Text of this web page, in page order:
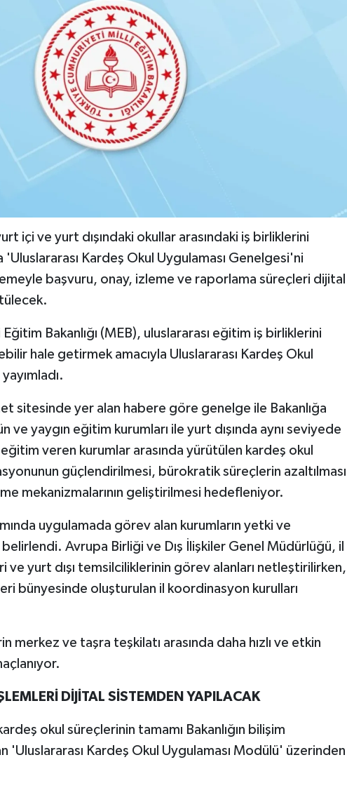
içi ve yurt dışındaki okullar arasındaki iş birliklerini
'Uluslararası Kardeş Okul Uygulaması Genelgesi'ni
başvuru, onay, izleme ve raporlama süreçleri dijital
Eğitim Bakanlığı (MEB), uluslararası eğitim iş birliklerini
hale getirmek amacıyla Uluslararası Kardeş Okul
sitesinde yer alan habere göre genelge ile Bakanlığa
ve yaygın eğitim kurumları ile yurt dışında aynı seviyede
veren kurumlar arasında yürütülen kardeş okul
güçlendirilmesi, bürokratik süreçlerin azaltılması
mekanizmalarının geliştirilmesi hedefleniyor.
uygulamada görev alan kurumların yetki ve
Avrupa Birliği ve Dış İlişkiler Genel Müdürlüğü, il
ve yurt dışı temsilciliklerinin görev alanları netleştirilirken,
bünyesinde oluşturulan il koordinasyon kurulları
merkez ve taşra teşkilatı arasında daha hızlı ve etkin
DİJİTAL SİSTEMDEN YAPILACAK
okul süreçlerinin tamamı Bakanlığın bilişim
'Uluslararası Kardeş Okul Uygulaması Modülü' üzerinden